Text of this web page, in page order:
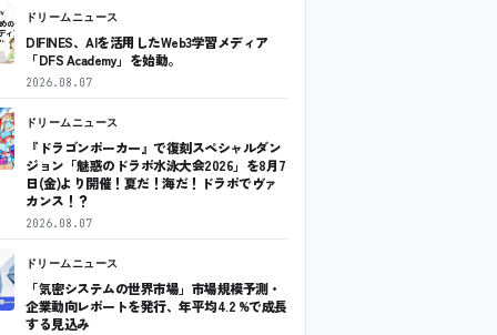
ドリームニュース
DIFINES、AIを活用したWeb3学習メディア
「DFS Academy」を始動。
2026.08.07
ドリームニュース
『ドラゴンポーカー』で復刻スペシャルダン
ジョン「魅惑のドラポ水泳大会2026」を8月7
日(金)より開催！夏だ！海だ！ドラポでヴァ
カンス！？
2026.08.07
ドリームニュース
「気密システムの世界市場」市場規模予測・
企業動向レポートを発行、年平均4.2 %で成長
する見込み